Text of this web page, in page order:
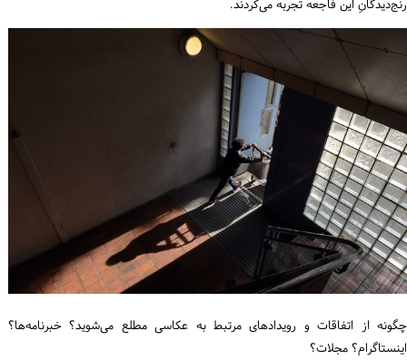
رنج‌دیدگانِ این فاجعه تجربه می‌کردند.
چگونه از اتفاقات و رویدادهای مرتبط به عکاسی مطلع می‌شوید؟ خبرنامه‌ها؟
اینستاگرام؟ مجلات؟